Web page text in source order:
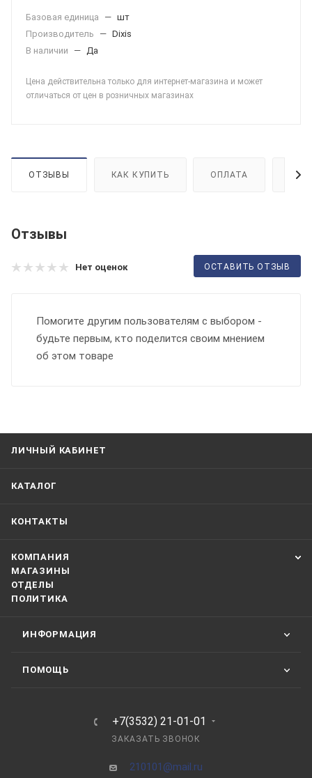
Базовая единица — шт
Производитель
— Dixis
В наличии
— Да
Цена действительна только для интернет-магазина и может
отличаться от цен в розничных магазинах
ОТЗЫВЫ КАК КУПИТЬ ОПЛАТА
Отзывы
Нет оценок ОСТАВИТЬ ОТЗЫВ
Помогите другим пользователям с выбором -
будьте первым, кто поделится своим мнением
об этом товаре
ЛИЧНЫЙ КАБИНЕТ
КАТАЛОГ
КОНТАКТЫ
КОМПАНИЯ
МАГАЗИНЫ
ОТДЕЛЫ
ПОЛИТИКА
ИНФОРМАЦИЯ
ПОМОЩЬ
+7(3532) 21-01-01
ЗАКАЗАТЬ ЗВОНОК
210101@mail.ru